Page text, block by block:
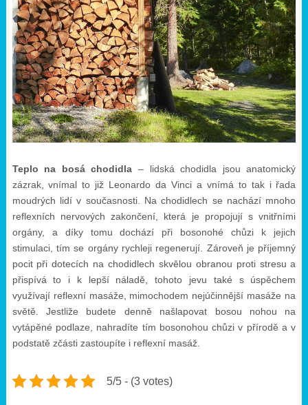
Teplo na bosá chodidla – lidská chodidla jsou anatomický
zázrak, vnímal to již Leonardo da Vinci a vnímá to tak i řada
moudrých lidí v současnosti. Na chodidlech se nachází mnoho
reflexních nervových zakončení, která je propojují s vnitřními
orgány, a díky tomu dochází při bosonohé chůzi k jejich
stimulaci, tím se orgány rychleji regenerují. Zároveň je příjemný
pocit při dotecích na chodidlech skvělou obranou proti stresu a
přispívá to i k lepší náladě, tohoto jevu také s úspěchem
využívají reflexní masáže, mimochodem nejúčinnější masáže na
světě. Jestliže budete denně našlapovat bosou nohou na
vytápěné podlaze, nahradíte tím bosonohou chůzi v přírodě a v
podstatě zčásti zastoupíte i reflexní masáž.
5/5 - (3 votes)